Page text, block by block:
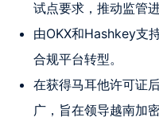
试点要求，推动监管进
由OKX和Hashkey支
合规平台转型。
在获得马耳他许可证
广，旨在领导越南加